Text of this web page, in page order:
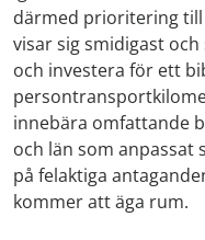
därmed prioritering
visar sig smidigast
och investera för ett
innebära omfattande
och län som
på felaktiga
kommer att äga rum.